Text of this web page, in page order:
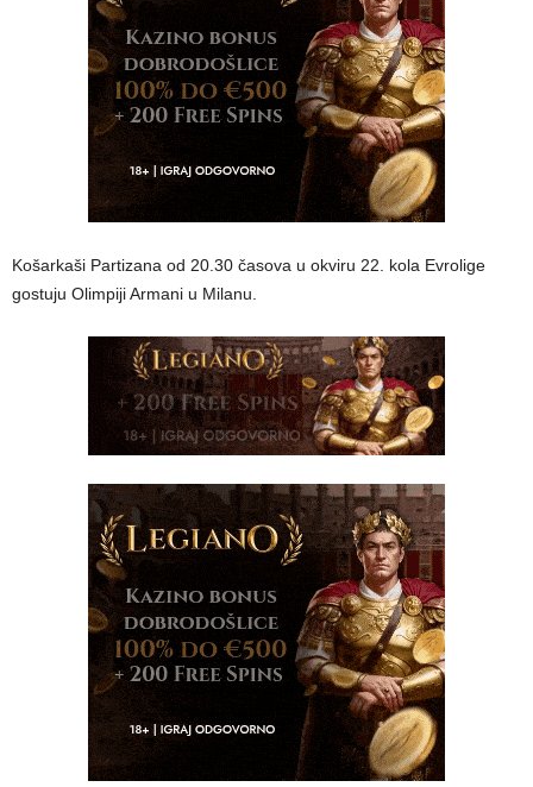
Košarkaši Partizana od 20.30 časova u okviru 22. kola Evrolige
gostuju Olimpiji Armani u Milanu.